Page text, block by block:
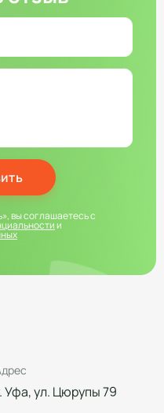
вы соглашаетесь с
и
Уфа, ул. Цюрупы 79